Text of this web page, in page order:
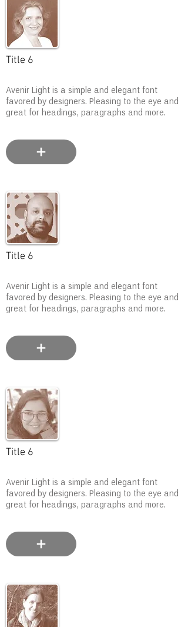
Title 6
Avenir Light is a simple and elegant font
favored by designers. Pleasing to the eye and
great for headings, paragraphs and more.
Title 6
Avenir Light is a simple and elegant font
favored by designers. Pleasing to the eye and
great for headings, paragraphs and more.
Title 6
Avenir Light is a simple and elegant font
favored by designers. Pleasing to the eye and
great for headings, paragraphs and more.